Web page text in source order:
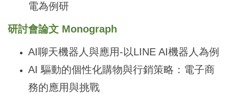
電為例研
研討會論文 Monograph
AI聊天機器人與應用-以LINE AI機器人為例
AI 驅動的個性化購物與行銷策略：電子商
務的應用與挑戰